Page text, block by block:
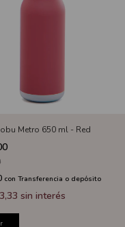
Metro 650 ml - Red
con Transferencia o depósito
sin interés